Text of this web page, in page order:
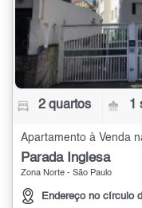
2 quartos 1
Apartamento à Venda
Parada Inglesa
Zona Norte - São Paulo
Endereço no círculo